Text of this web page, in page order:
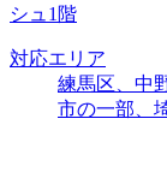
シュ1階
対応エリア
練馬区、中
市の一部、